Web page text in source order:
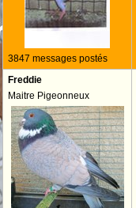
3847 messages postés
Freddie
Maitre Pigeonneux